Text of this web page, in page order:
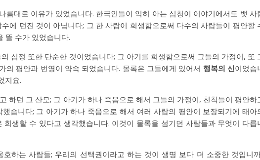
름대로 이유가 있었습니다. 한국인들이 익히 아는 심청이 이야기에서도 뱃 사
에 던진 것이 아닙니다; 그 한 사람이 희생함으로써 다수의 사람들이 평안할
뜰 수가 있었습니다.
심정 또한 단순한 것이었습니다; 그 아기를 희생함으로써 그들의 가정이, 또
의 평안과 번영이 약속 되었습니다. 몰록은 그들에게 있어서 행복의 신이었습
지요.
하던 그 산모; 그 아기가 하나 죽음으로 해서 그들의 가정이, 친척들이 평안하
습니다; 그 아기가 하나 죽음으로 해서 여러 사람의 평안이 보장되기에 태아
생할 수 있다고 생각했습니다. 이것이 몰록을 섬기던 사람들과 무엇이 다릅
하는 사람들; 우리의 선택권이라고 하는 것이 생명 보다 더 소중한 것입니